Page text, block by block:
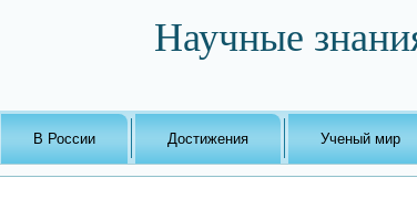
Научные
В России Достижения Ученый мир